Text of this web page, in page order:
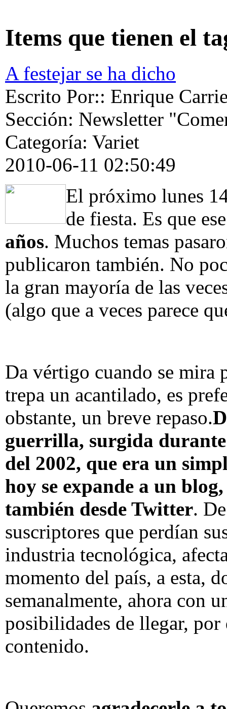
Items que tienen el
A festejar se ha dicho
Escrito Por:: Enrique
Sección: Newsletter
Categoría: Variet
2010-06-11 02:50:49
El próximo lunes
de fiesta. Es que
años. Muchos temas
publicaron también. No
la gran mayoría de las
(algo que a veces parece
Da vértigo cuando se mira
trepa un acantilado, es
obstante, un breve repaso.
guerrilla, surgida
del 2002, que era un
hoy se expande a un
también desde Twitter.
suscriptores que perdían
industria tecnológica,
momento del país, a esta,
semanalmente, ahora con
posibilidades de llegar,
contenido.